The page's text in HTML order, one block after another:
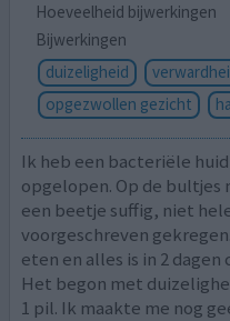
Hoeveelheid bijwerkingen
Bijwerkingen
duizeligheid
opgezwollen gezicht
Ik heb een bacteriële
opgelopen. Op de bultjes
een beetje suffig, niet
voorgeschreven
eten en alles is in 2
Het begon met
1 pil. Ik maakte me nog